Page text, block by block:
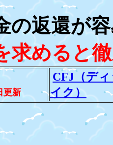
返還が
求めると
更新
CFJ（デ
イク）